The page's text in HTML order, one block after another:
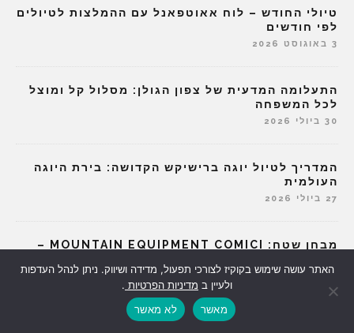
טיולי החודש – לוח אאוטפאנל עם ההמלצות לטיולים
לפי חודשים
3 באוגוסט 2026
התעלומה המדעית של צפון הגולן: מסלול קל ומוצל
לכל המשפחה
30 ביולי 2026
המדריך לטיול יוגה ברישיקש הקדושה: בירת היוגה
העולמית
27 ביולי 2026
מבחן שטח: MOUNTAIN EQUIPMENT COMICI –
23 ביולי 2026
מה זו הפריחה הצהובה הזו, ומי אמר שפרחים פורחים
האתר עושה שימוש בקוקיז לצורכי תפעול, מדידה ושיווק. ניתן לנהל העדפות
ולעיין ב מדיניות הפרטיות .
מאשר
לא מאשר